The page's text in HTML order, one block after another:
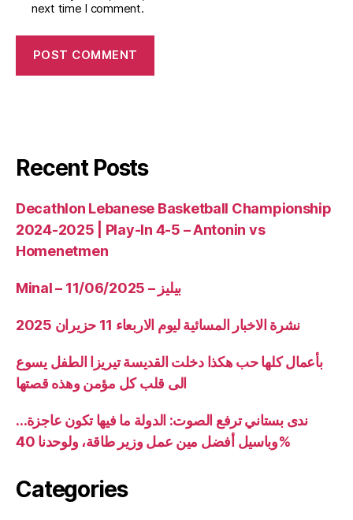
next time I comment.
Recent Posts
Decathlon Lebanese Basketball Championship
2024-2025 | Play-In 4-5 – Antonin vs
Homenetmen
Minal – 11/06/2025 – بيليز
نشرة الاخبار المسائية ليوم الاربعاء 11 حزيران 2025
بأعمال كلها حب هكذا دخلت القديسة تيريزا الطفل يسوع
الى قلب كل مؤمن وهذه قصتها
ندى بستاني ترفع الصوت: الدولة ما فيها تكون عاجزة…
وباسيل أفضل مين عمل وزير طاقة، ولوحدنا 40%
Categories